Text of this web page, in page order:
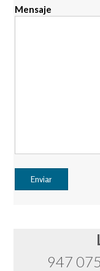
Mensaje
947